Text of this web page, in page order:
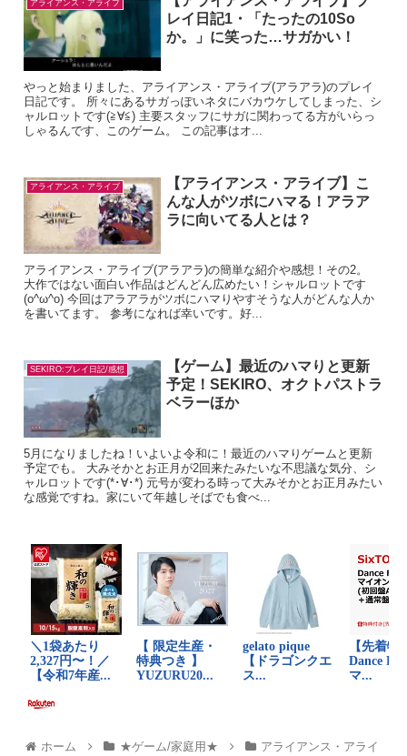
アライアンス・アライブ
レイ日記1・「たったの10So
か。」に笑った…サガかい！
やっと始まりました、アライアンス・アライブ(アラアラ)のプレイ
日記です。 所々にあるサガっぽいネタにバカウケしてしまった、シ
ャルロットです(≧∀≦) 主要スタッフにサガに関わってる方がいらっ
しゃるんです、このゲーム。 この記事はオ...
アライアンス・アライブ
【アライアンス・アライブ】こ
んな人がツボにハマる！アラア
ラに向いてる人とは？
アライアンス・アライブ(アラアラ)の簡単な紹介や感想！その2。
大作ではない面白い作品はどんどん広めたい！シャルロットです
(o^ω^o) 今回はアラアラがツボにハマりやすそうな人がどんな人か
を書いてます。 参考になれば幸いです。好...
SEKIRO:プレイ日記/感想
【ゲーム】最近のハマりと更新
予定！SEKIRO、オクトパストラ
ベラーほか
5月になりましたね！いよいよ令和に！最近のハマりゲームと更新
予定でも。 大みそかとお正月が2回来たみたいな不思議な気分、シ
ャルロットです(*･∀･*) 元号が変わる時って大みそかとお正月みたい
な感覚ですね。家にいて年越しそばでも食べ...
ホーム ★ゲーム/家庭用★ アライアンス・アライ